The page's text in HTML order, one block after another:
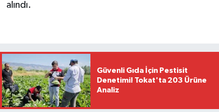
alındı.
Güvenli Gıda İçin Pestisit
Denetimi! Tokat'ta 203 Ürüne
Analiz